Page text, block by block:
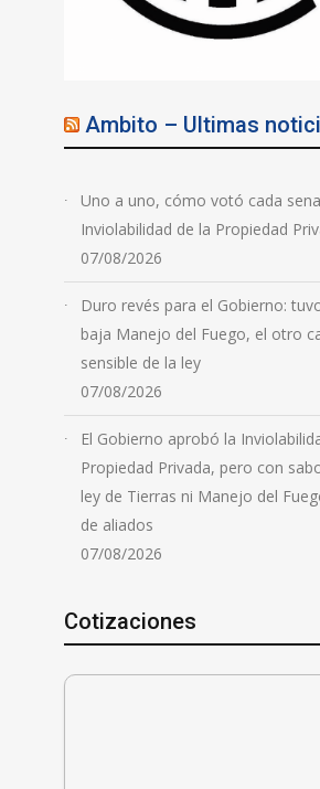
Ambito – Ultimas
Uno a uno, cómo votó cada
Inviolabilidad de la Propiedad
07/08/2026
Duro revés para el Gobierno:
baja Manejo del Fuego, el otro
sensible de la ley
07/08/2026
El Gobierno aprobó la
Propiedad Privada, pero con
ley de Tierras ni Manejo del
de aliados
07/08/2026
Cotizaciones